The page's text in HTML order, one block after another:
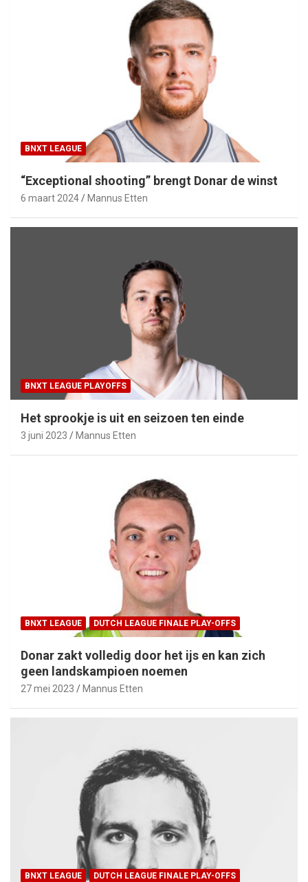
BNXT LEAGUE
“Exceptional shooting” brengt Donar de winst
6 maart 2024 Mannus Etten
BNXT LEAGUE PLAYOFFS
Het sprookje is uit en seizoen ten einde
3 juni 2023 Mannus Etten
BNXT LEAGUE DUTCH LEAGUE FINALE PLAY-OFFS
Donar zakt volledig door het ijs en kan zich
geen landskampioen noemen
27 mei 2023 Mannus Etten
BNXT LEAGUE DUTCH LEAGUE FINALE PLAY-OFFS